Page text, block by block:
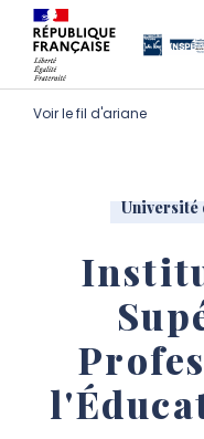
Aller à l’entête de page
Aller au menu principale
Aller au contenu principal
Aller à la recherche
Passer aux cookies
Aller au pied de page
Voir le fil d'ariane
Université